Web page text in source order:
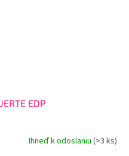
EDP
Ihneď k odoslaniu(>3 ks)